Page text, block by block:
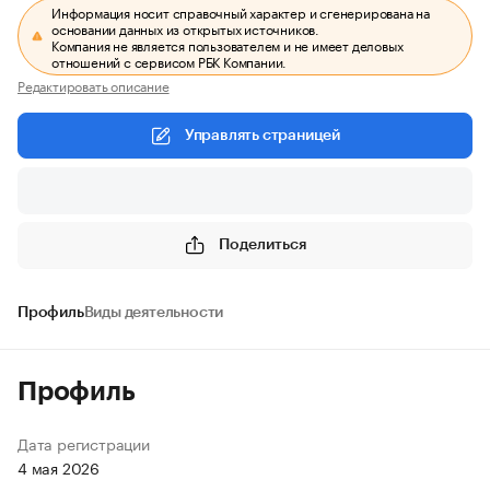
Информация носит справочный характер и сгенерирована на
основании данных из открытых источников.
Компания не является пользователем и не имеет деловых
отношений с сервисом РБК Компании.
Редактировать описание
Управлять страницей
Поделиться
ПрофильВиды деятельности
Профиль
Дата регистрации
4 мая 2026